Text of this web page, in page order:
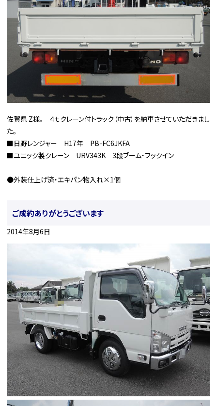
佐賀県 Z様。 ４ｔクレーン付トラック（中古）を納車させていただきまし
た。
■日野レンジャー H17年 PB-FC6JKFA
■ユニック製クレーン URV343K 3段ブーム・フックイン
●外装仕上げ済・エキパン物入れ×1個
ご成約ありがとうございます
2014年8月6日